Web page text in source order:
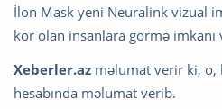
İlon Mask yeni Neuralink vizual
kor olan insanlara görmə
Xeberler.az məlumat verir ki, o,
hesabında məlumat verib.